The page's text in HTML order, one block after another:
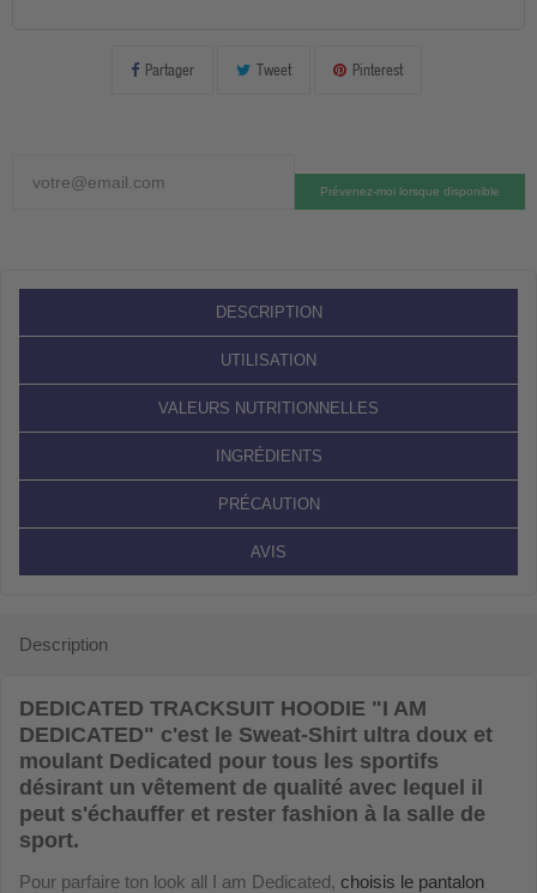
Partager Tweet Pinterest
Prévenez-moi lorsque disponible
DESCRIPTION
UTILISATION
VALEURS NUTRITIONNELLES
INGRÉDIENTS
PRÉCAUTION
AVIS
Description
DEDICATED TRACKSUIT HOODIE "I AM
DEDICATED" c'est le Sweat-Shirt ultra doux et
moulant Dedicated pour tous les sportifs
désirant un vêtement de qualité avec lequel il
peut s'échauffer et rester fashion à la salle de
sport.
Pour parfaire ton look all I am Dedicated, choisis le pantalon